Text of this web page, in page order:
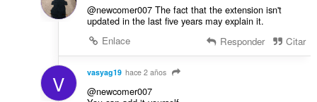
@newcomer007 The fact that the extension isn't
updated in the last five years may explain it.
Enlace
Responder Citar
V vasyag19 hace 2 años
@newcomer007